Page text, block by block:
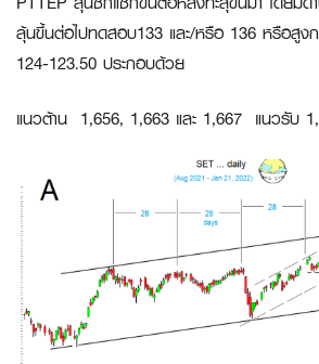
ลุ้นขึ้นต่อไปทดสอบ133 และ/หรือ 136 หรือสูง
124-123.50 ประกอบด้วย
แนวต้าน 1,656, 1,663 และ 1,667 แนวรับ